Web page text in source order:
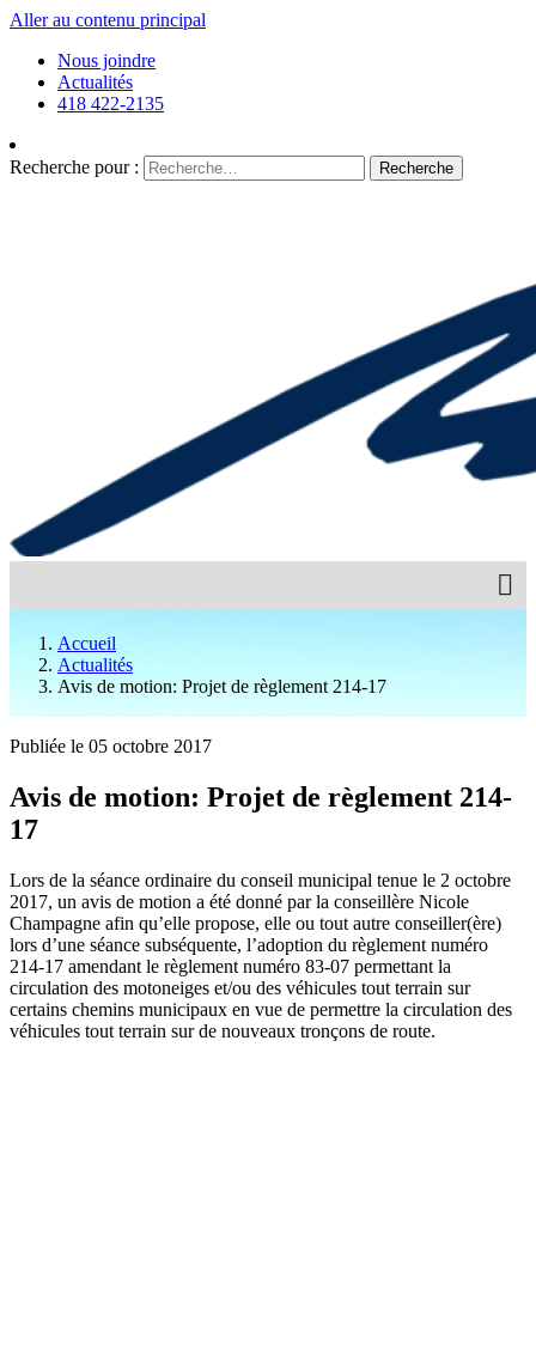
Aller au contenu principal
Nous joindre
Actualités
418 422-2135
Recherche pour : Recherche
Accueil
Actualités
Avis de motion: Projet de règlement 214-17
Publiée le 05 octobre 2017
Avis de motion: Projet de règlement 214-
17
Lors de la séance ordinaire du conseil municipal tenue le 2 octobre
2017, un avis de motion a été donné par la conseillère Nicole
Champagne afin qu’elle propose, elle ou tout autre conseiller(ère)
lors d’une séance subséquente, l’adoption du règlement numéro
214-17 amendant le règlement numéro 83-07 permettant la
circulation des motoneiges et/ou des véhicules tout terrain sur
certains chemins municipaux en vue de permettre la circulation des
véhicules tout terrain sur de nouveaux tronçons de route.